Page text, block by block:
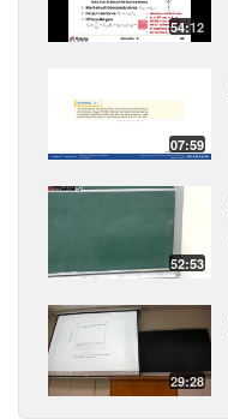
54:12
07:59
52:53
29:28